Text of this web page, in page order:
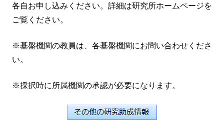
各自お申し込みください。詳細は研究所ホームページを
ご覧ください。
※基盤機関の教員は、各基盤機関にお問い合わせくださ
い。
※採択時に所属機関の承認が必要になります。